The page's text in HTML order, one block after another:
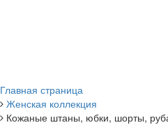
Главная страница
Женская коллекция
Кожаные штаны, юбки, шорты,